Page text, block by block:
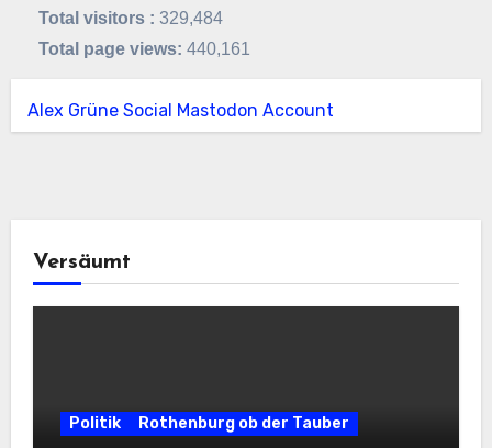
Total visitors :329,484
Total page views:440,161
Alex Grüne Social Mastodon Account
Versäumt
Politik Rothenburg ob der Tauber